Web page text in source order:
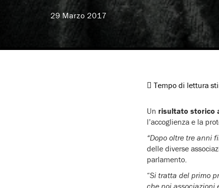
29 Marzo 2017
Tempo di lettura
Un risultato storico
l’accoglienza e la
“Dopo oltre tre anni
delle diverse
parlamento.
“Si tratta del primo
che noi associazioni